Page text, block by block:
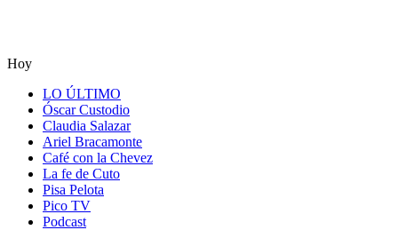
Hoy
LO ÚLTIMO
Óscar Custodio
Claudia Salazar
Ariel Bracamonte
Café con la Chevez
La fe de Cuto
Pisa Pelota
Pico TV
Podcast